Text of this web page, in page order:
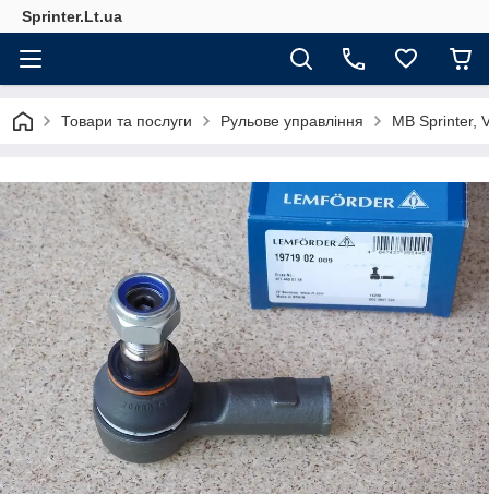
Sprinter.Lt.ua
Товари та послуги Рульове управління MB Sprinter,